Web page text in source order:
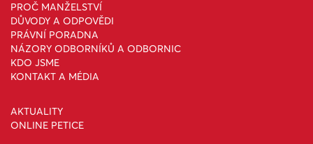
PROČ MANŽELSTVÍ
DŮVODY A ODPOVĚDI
PRÁVNÍ PORADNA
NÁZORY ODBORNÍKŮ A ODBORNIC
KDO JSME
KONTAKT A MÉDIA
AKTUALITY
ONLINE PETICE